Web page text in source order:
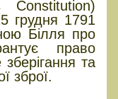
грудня 1791
Білля про
право
та
зброї.